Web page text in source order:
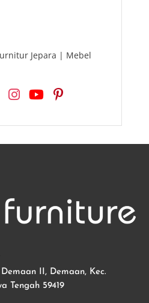
Jepara | Mebel
II, Demaan, Kec.
Tengah 59419